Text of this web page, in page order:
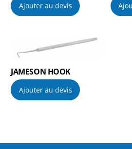
Ajouter au devis
JAMESON HOOK
Ajouter au devis